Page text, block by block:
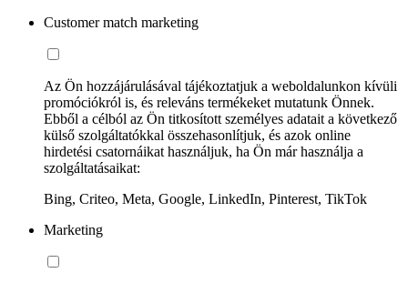
Customer match marketing
Az Ön hozzájárulásával tájékoztatjuk a weboldalunkon kívüli
promóciókról is, és releváns termékeket mutatunk Önnek.
Ebből a célból az Ön titkosított személyes adatait a következő
külső szolgáltatókkal összehasonlítjuk, és azok online
hirdetési csatornáikat használjuk, ha Ön már használja a
szolgáltatásaikat:
Bing, Criteo, Meta, Google, LinkedIn, Pinterest, TikTok
Marketing